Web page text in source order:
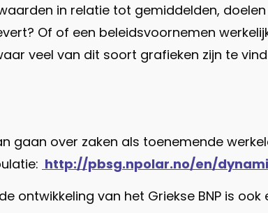
in relatie tot gemiddelden,
Of of een beleidsvoornemen
veel van dit soort grafieken zijn te
gaan over zaken als toenemende
http://pbsg.npolar.no/en/
ontwikkeling van het Griekse BNP is